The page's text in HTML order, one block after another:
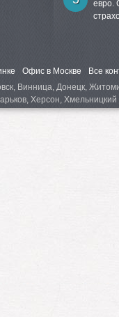
евро.
Офис в Москве
Все
Винница, Донецк,
Херсон,